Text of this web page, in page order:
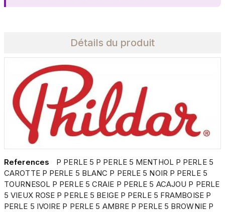
Détails du produit
References
P PERLE 5 P PERLE 5 MENTHOL P PERLE 5
CAROTTE P PERLE 5 BLANC P PERLE 5 NOIR P PERLE 5
TOURNESOL P PERLE 5 CRAIE P PERLE 5 ACAJOU P PERLE
5 VIEUX ROSE P PERLE 5 BEIGE P PERLE 5 FRAMBOISE P
PERLE 5 IVOIRE P PERLE 5 AMBRE P PERLE 5 BROWNIE P